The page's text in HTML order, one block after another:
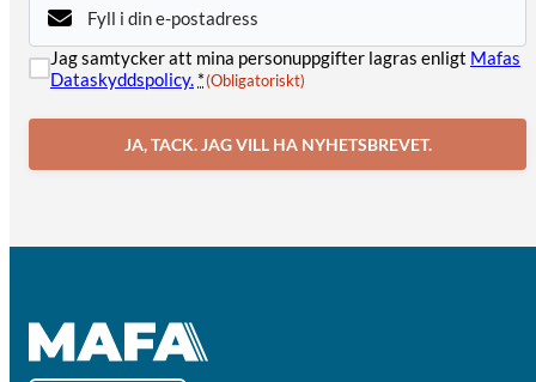
post(Obligatoriskt)
Samtycke(Obligatoriskt)
Jag samtycker att mina personuppgifter lagras enligt Mafas
Dataskyddspolicy. *(Obligatoriskt)
JA, TACK. JAG VILL HA NYHETSBREVET.